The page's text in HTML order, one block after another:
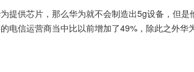
提供芯片，那么华为就不会制造出5g设备，但
电信运营商当中比以前增加了49%，除此之外